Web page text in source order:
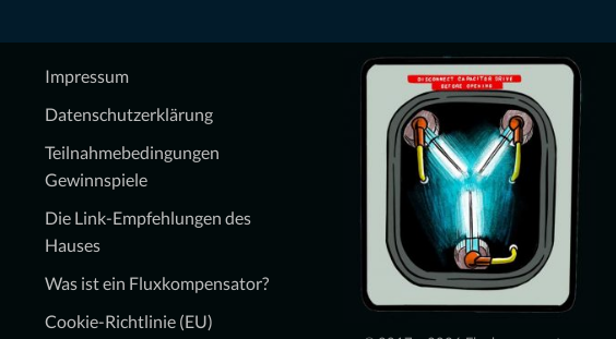
Impressum
Datenschutzerklärung
Teilnahmebedingungen
Gewinnspiele
Die Link-Empfehlungen des
Hauses
Was ist ein Fluxkompensator?
Cookie-Richtlinie (EU)